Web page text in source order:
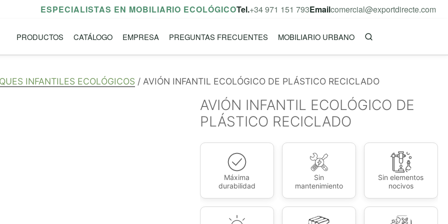
ESPECIALISTAS EN MOBILIARIO ECOLÓGICOTel.+34 971 151 793Emailcomercial@exportdirecte.com
PRODUCTOS CATÁLOGO EMPRESA PREGUNTAS FRECUENTES MOBILIARIO URBANO
INFANTILES ECOLÓGICOS / AVIÓN INFANTIL ECOLÓGICO DE PLÁSTICO RECICLADO
AVIÓN INFANTIL ECOLÓGICO DE
PLÁSTICO RECICLADO
Máxima
durabilidad
Sin
mantenimiento
Sin elementos
nocivos